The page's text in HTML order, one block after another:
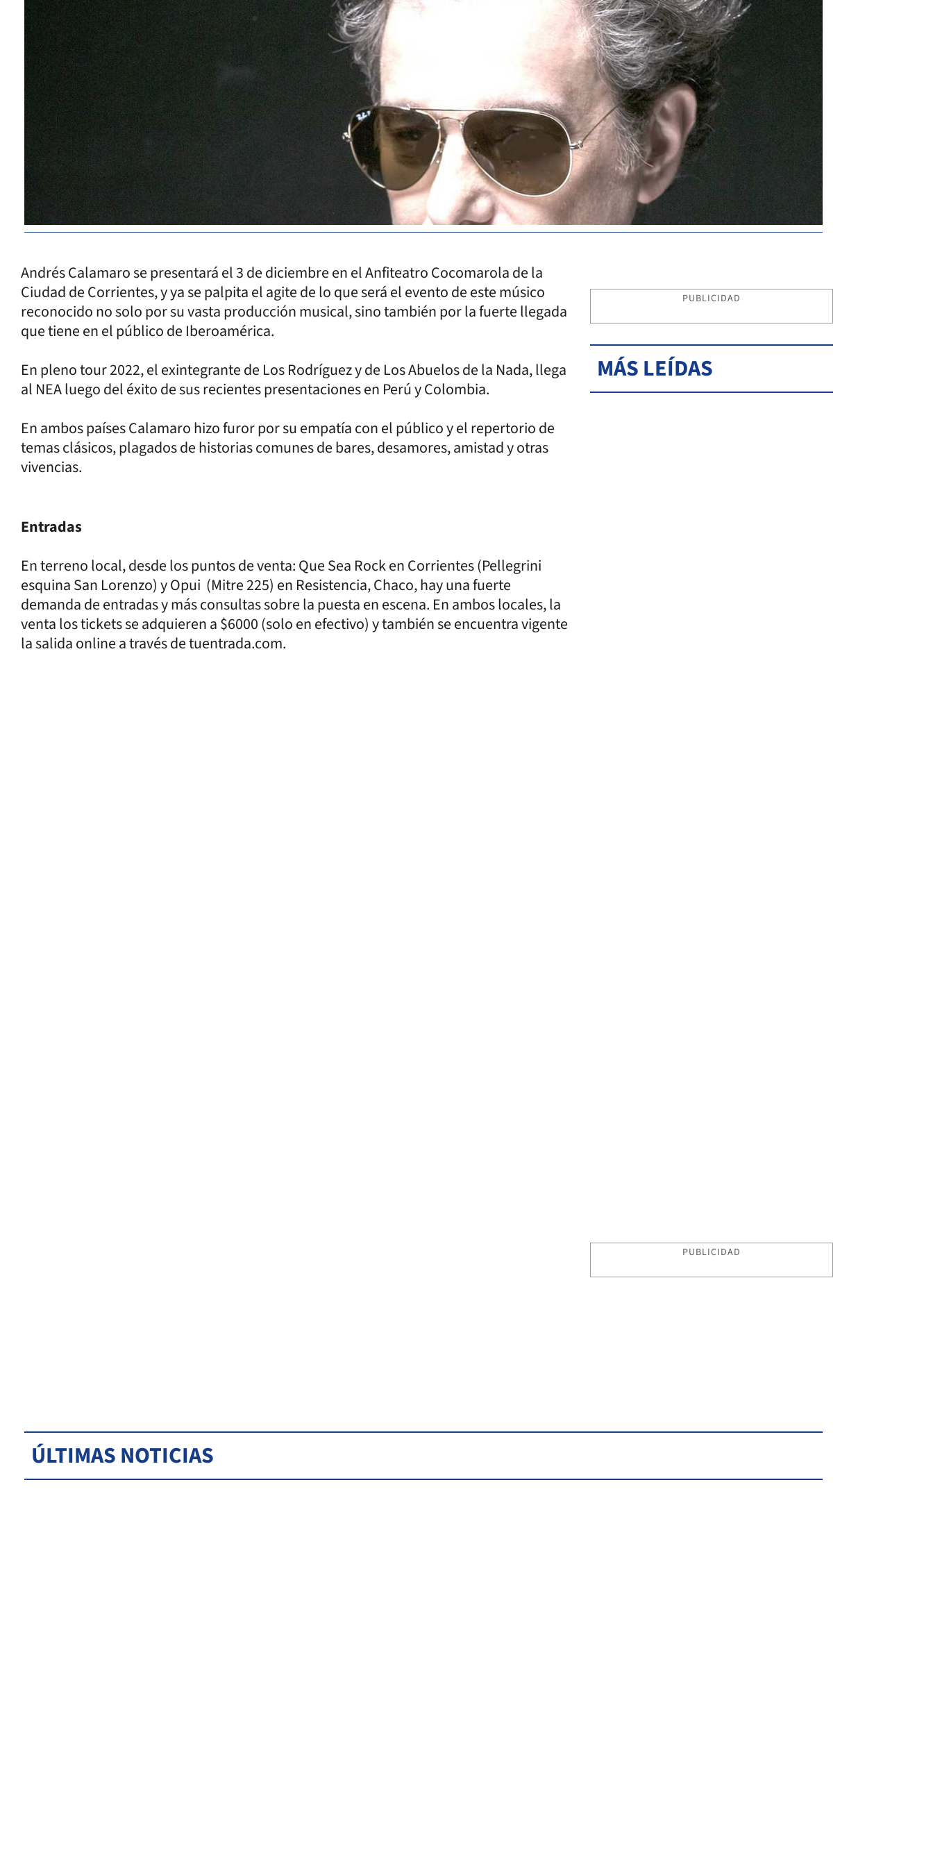
Andrés Calamaro se presentará el 3 de diciembre en el Anfiteatro Cocomarola de la
Ciudad de Corrientes, y ya se palpita el agite de lo que será el evento de este músico
reconocido no solo por su vasta producción musical, sino también por la fuerte llegada
que tiene en el público de Iberoamérica.
En pleno tour 2022, el exintegrante de Los Rodríguez y de Los Abuelos de la Nada, llega
al NEA luego del éxito de sus recientes presentaciones en Perú y Colombia.
En ambos países Calamaro hizo furor por su empatía con el público y el repertorio de
temas clásicos, plagados de historias comunes de bares, desamores, amistad y otras
vivencias.
Entradas
En terreno local, desde los puntos de venta: Que Sea Rock en Corrientes (Pellegrini
esquina San Lorenzo) y Opui (Mitre 225) en Resistencia, Chaco, hay una fuerte
demanda de entradas y más consultas sobre la puesta en escena. En ambos locales, la
venta los tickets se adquieren a $6000 (solo en efectivo) y también se encuentra vigente
la salida online a través de tuentrada.com.
PUBLICIDAD
MÁS LEÍDAS
PUBLICIDAD
ÚLTIMAS NOTICIAS